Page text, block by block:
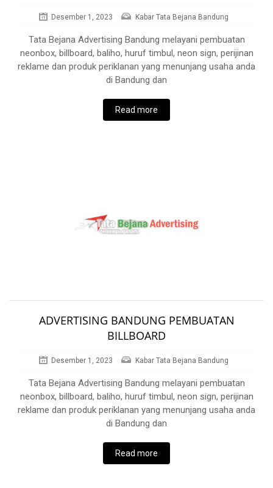
Desember 1, 2023 Kabar Tata Bejana Bandung
Tata Bejana Advertising Bandung melayani pembuatan
neonbox, billboard, baliho, huruf timbul, neon sign, perijinan
reklame dan produk periklanan yang menunjang usaha anda
di Bandung dan
Read more
ADVERTISING BANDUNG PEMBUATAN
BILLBOARD
Desember 1, 2023 Kabar Tata Bejana Bandung
Tata Bejana Advertising Bandung melayani pembuatan
neonbox, billboard, baliho, huruf timbul, neon sign, perijinan
reklame dan produk periklanan yang menunjang usaha anda
di Bandung dan
Read more